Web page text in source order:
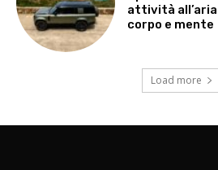
attività
corpo e mente
Load more